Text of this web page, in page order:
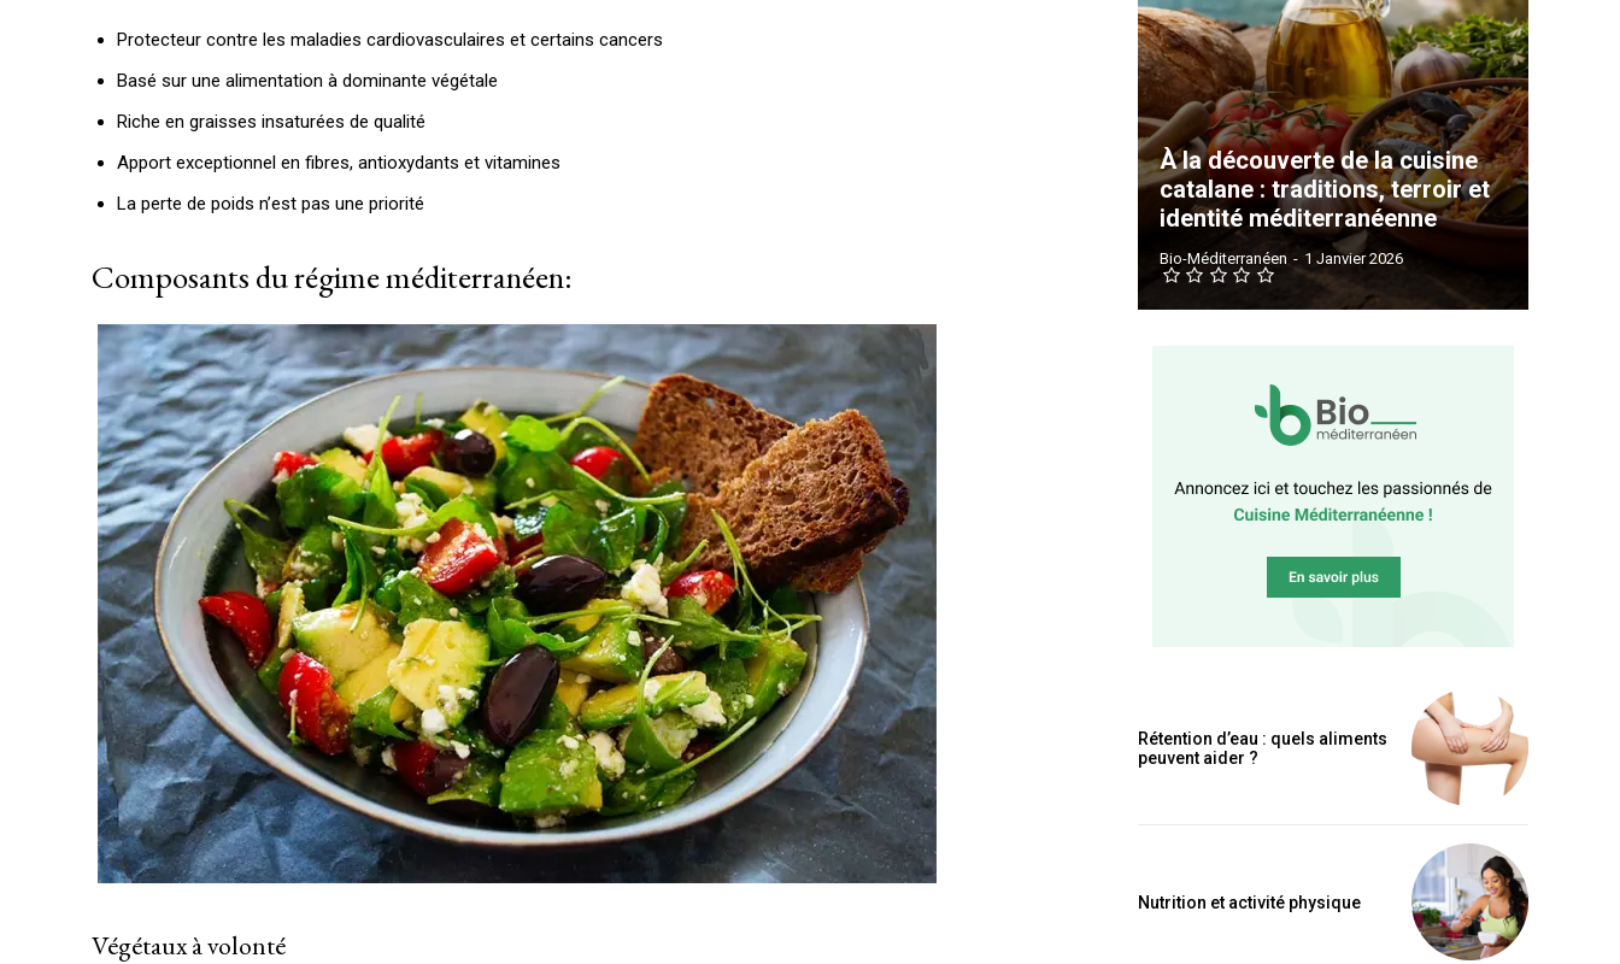
Protecteur contre les maladies cardiovasculaires et certains cancers
Basé sur une alimentation à dominante végétale
Riche en graisses insaturées de qualité
Apport exceptionnel en fibres, antioxydants et vitamines
La perte de poids n’est pas une priorité
Composants du régime méditerranéen:
Végétaux à volonté
À la découverte de la cuisine
catalane : traditions, terroir et
identité méditerranéenne
Bio-Méditerranéen - 1 Janvier 2026
Rétention d’eau : quels aliments
peuvent aider ?
Nutrition et activité physique